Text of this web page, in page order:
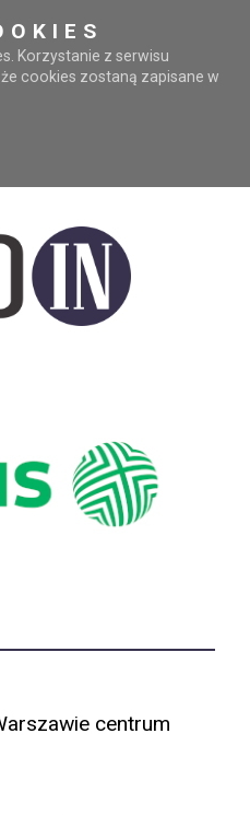
Korzystanie z serwisu
cookies zostaną zapisane w
centrum